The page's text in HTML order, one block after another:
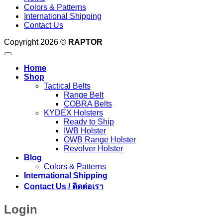
Colors & Patterns
International Shipping
Contact Us
Copyright 2026 © RAPTOR
Home
Shop
Tactical Belts
Range Belt
COBRA Belts
KYDEX Holsters
Ready to Ship
IWB Holster
OWB Range Holster
Revolver Holster
Blog
Colors & Patterns
International Shipping
Contact Us / ติดต่อเรา
Login